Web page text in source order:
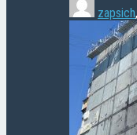
zapsich,